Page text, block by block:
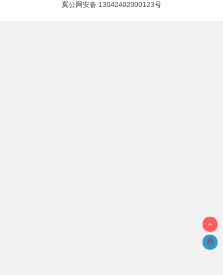
冀公网安备 13042402000123号